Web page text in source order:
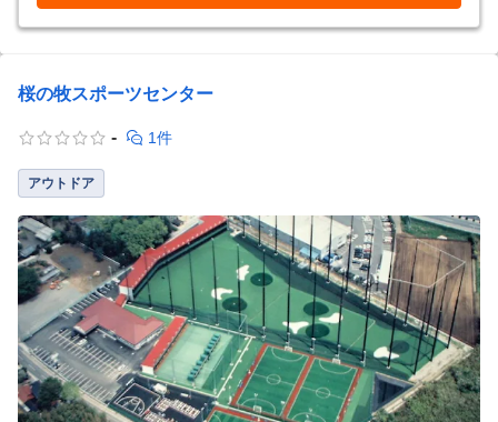
桜の牧スポーツセンター
- 1件
アウトドア